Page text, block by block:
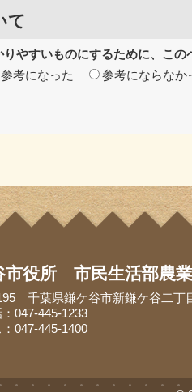
て
やすいものにするために、こ
参考になった 参考にならなか
市役所 市民生活部農
千葉県鎌ケ谷市新鎌ケ谷二丁
047-445-1233
047-445-1400